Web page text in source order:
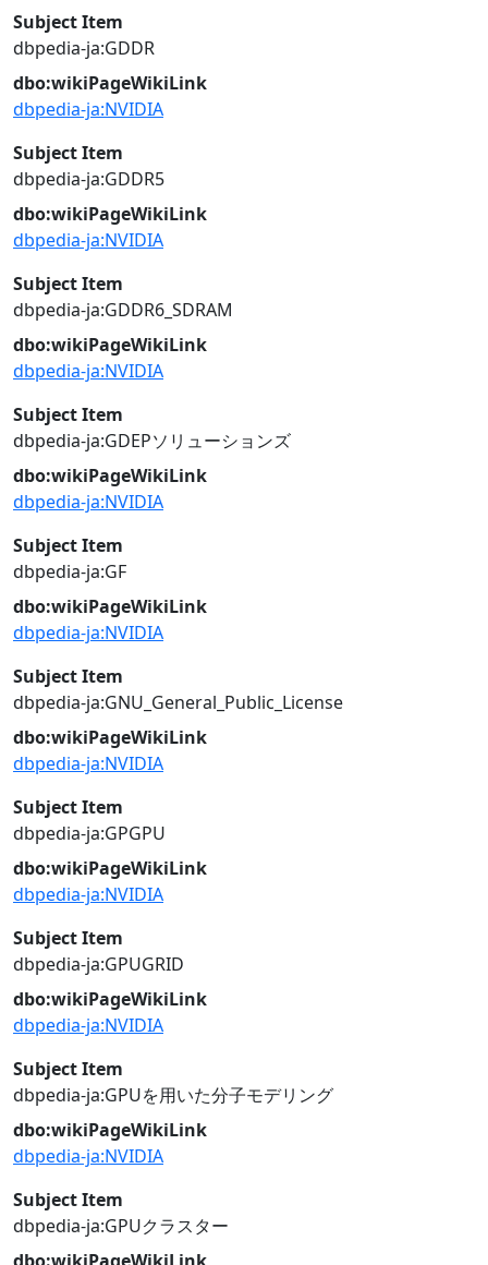
Subject Item
dbpedia-ja:GDDR
dbo:wikiPageWikiLink
dbpedia-ja:NVIDIA
Subject Item
dbpedia-ja:GDDR5
dbo:wikiPageWikiLink
dbpedia-ja:NVIDIA
Subject Item
dbpedia-ja:GDDR6_SDRAM
dbo:wikiPageWikiLink
dbpedia-ja:NVIDIA
Subject Item
dbpedia-ja:GDEPソリューションズ
dbo:wikiPageWikiLink
dbpedia-ja:NVIDIA
Subject Item
dbpedia-ja:GF
dbo:wikiPageWikiLink
dbpedia-ja:NVIDIA
Subject Item
dbpedia-ja:GNU_General_Public_License
dbo:wikiPageWikiLink
dbpedia-ja:NVIDIA
Subject Item
dbpedia-ja:GPGPU
dbo:wikiPageWikiLink
dbpedia-ja:NVIDIA
Subject Item
dbpedia-ja:GPUGRID
dbo:wikiPageWikiLink
dbpedia-ja:NVIDIA
Subject Item
dbpedia-ja:GPUを用いた分子モデリング
dbo:wikiPageWikiLink
dbpedia-ja:NVIDIA
Subject Item
dbpedia-ja:GPUクラスター